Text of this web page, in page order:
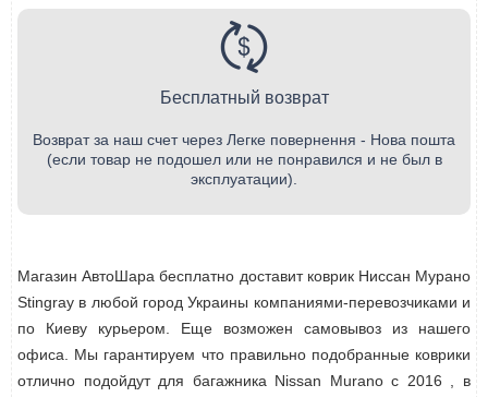
Бесплатный возврат
Возврат за наш счет через Легке повернення - Нова пошта
(если товар не подошел или не понравился и не был в
эксплуатации).
Магазин АвтоШара бесплатно доставит коврик Ниссан Мурано
Stingray в любой город Украины компаниями-перевозчиками и
по Киеву курьером. Еще возможен самовывоз из нашего
офиса. Мы гарантируем что правильно подобранные коврики
отлично подойдут для багажника Nissan Murano с 2016 , в